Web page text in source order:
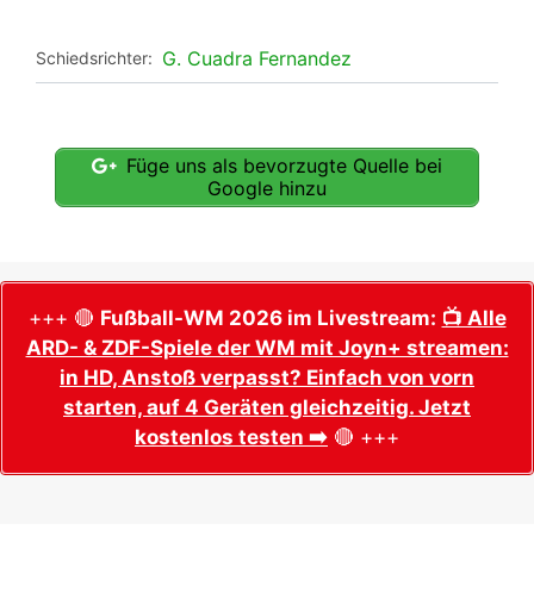
Schiedsrichter: G. Cuadra Fernandez
Füge uns als bevorzugte Quelle bei
Google hinzu
+++ 🔴 Fußball-WM 2026 im Livestream: 📺 Alle
ARD- & ZDF-Spiele der WM mit Joyn+ streamen:
in HD, Anstoß verpasst? Einfach von vorn
starten, auf 4 Geräten gleichzeitig. Jetzt
kostenlos testen ➡️ 🔴 +++